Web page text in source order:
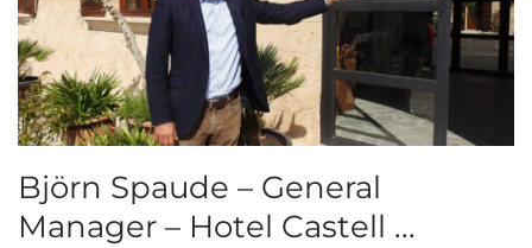
Björn Spaude – General
Manager – Hotel Castell ...